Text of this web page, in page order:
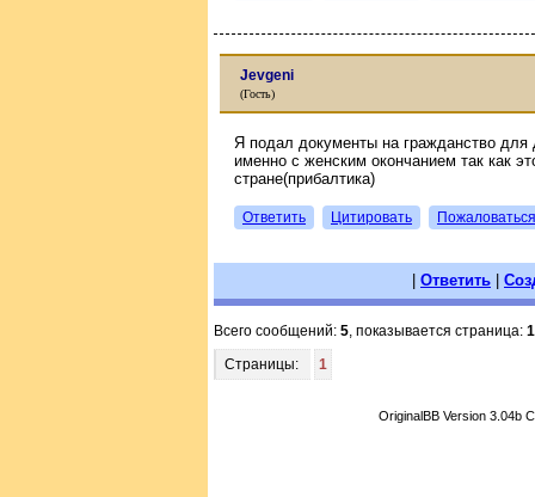
Jevgeni
(Гость)
Я подал документы на гражданство
именно с женским окончанием так как
стране(прибалтика)
Ответить Цитировать Пожаловаться
| Ответить |
Всего сообщений: 5 , показывается страница: 1
Страницы:
1
OriginalBB Version 3.04b